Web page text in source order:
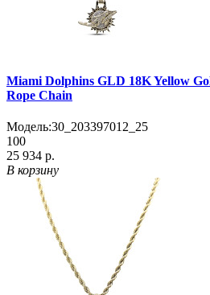
Miami Dolphins GLD 18K Yellow
Rope Chain
Модель:30_203397012_25
100
25 934 р.
В корзину